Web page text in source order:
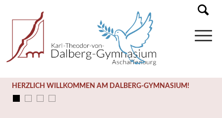
HERZLICH WILLKOMMEN AM DALBERG-GYMNASIUM!